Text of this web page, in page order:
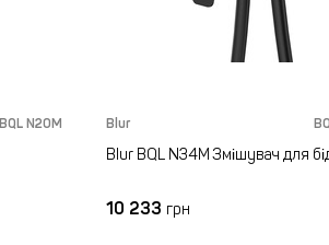
BQL N20M Blur
Blur BQL N34M Змішувач для
10 233 грн